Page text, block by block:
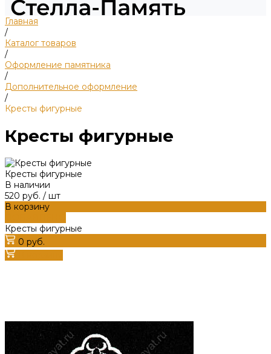
Главная
/
Каталог товаров
/
Оформление памятника
/
Дополнительное оформление
/
Кресты фигурные
Кресты фигурные
Кресты фигурные
В наличии
520 руб. / шт
В корзину
Кресты фигурные
0 руб.